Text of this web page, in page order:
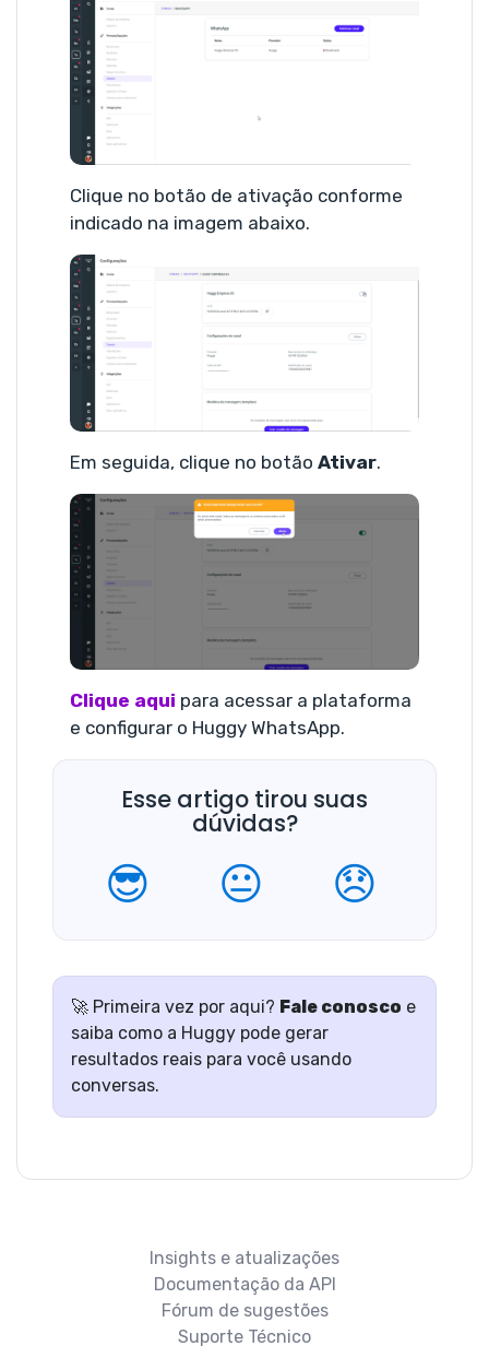
Clique no botão de ativação conforme
indicado na imagem abaixo.
Em seguida, clique no botão Ativar.
Clique aqui para acessar a plataforma
e configurar o Huggy WhatsApp.
Esse artigo tirou suas
dúvidas?
😎 😐 😞
🚀 Primeira vez por aqui? Fale conosco e
saiba como a Huggy pode gerar
resultados reais para você usando
conversas.
Insights e atualizações
Documentação da API
Fórum de sugestões
Suporte Técnico